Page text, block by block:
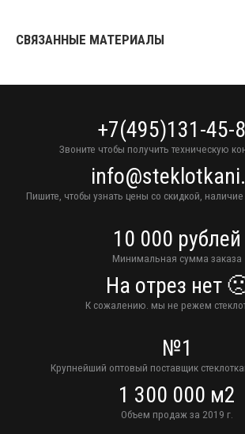
СВЯЗАННЫЕ МАТЕРИАЛЫ
+7(495)131-45-
Звоните чтобы получить техническую
Пишите, чтобы узнать цены со скидкой,
10 000 рублей
Минимальная сумма заказа
На отрез нет
К сожалению. мы не режем
№1
Крупнейший оптовый поставщик
1 300 000 м2
Объем продаж за 2019 г.